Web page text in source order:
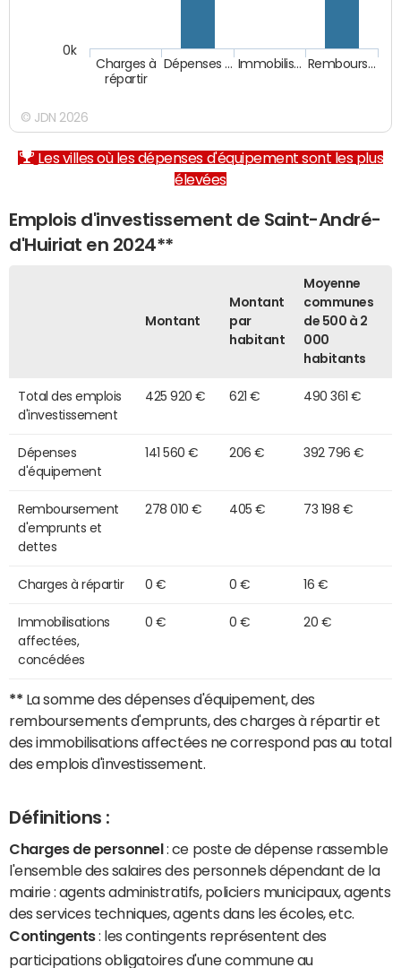
Charges à
répartir
Dépenses … Immobilis… Rembours…
0k
© JDN 2026
Les villes où les dépenses d'équipement sont les plus
élevées
Emplois d'investissement de Saint-André-
d'Huiriat en 2024**
Montant
Montant
par
habitant
Moyenne
communes
de 500 à 2
000
habitants
Total des emplois
d'investissement
425 920 € 621 € 490 361 €
Dépenses
d'équipement
141 560 € 206 € 392 796 €
Remboursement
d'emprunts et
dettes
278 010 € 405 € 73 198 €
Charges à répartir 0 € 0 € 16 €
Immobilisations
affectées,
concédées
0 € 0 € 20 €
** La somme des dépenses d'équipement, des
remboursements d'emprunts, des charges à répartir et
des immobilisations affectées ne correspond pas au total
des emplois d'investissement.
Définitions :
Charges de personnel : ce poste de dépense rassemble
l'ensemble des salaires des personnels dépendant de la
mairie : agents administratifs, policiers municipaux, agents
des services techniques, agents dans les écoles, etc.
Contingents: les contingents représentent des
participations obligatoires d'une commune au